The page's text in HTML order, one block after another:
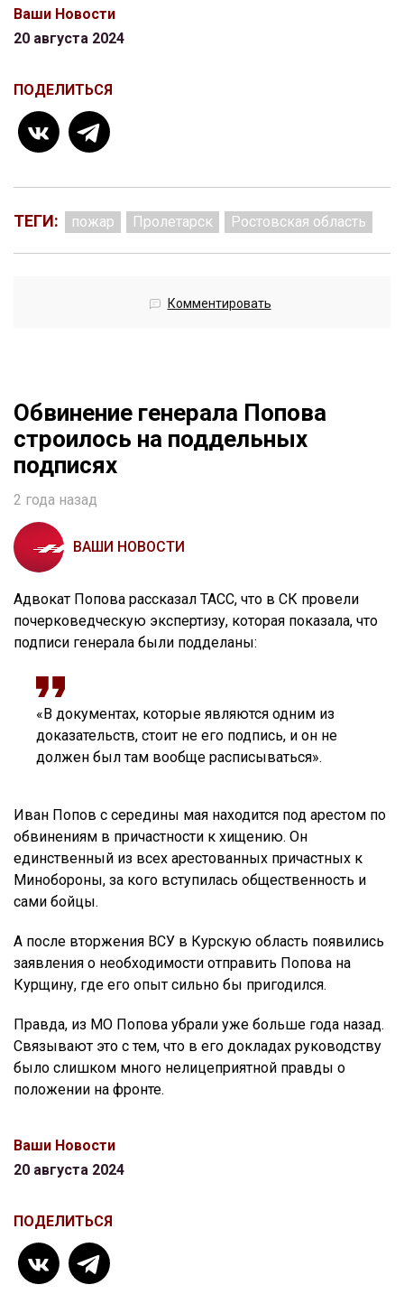
Ваши Новости
20 августа 2024
ПОДЕЛИТЬСЯ
ТЕГИ: пожар Пролетарск Ростовская область
Комментировать
Обвинение генерала Попова
строилось на поддельных
подписях
2 года назад
ВАШИ НОВОСТИ
Адвокат Попова рассказал ТАСС, что в СК провели
почерковедческую экспертизу, которая показала, что
подписи генерала были подделаны:
«В документах, которые являются одним из
доказательств, стоит не его подпись, и он не
должен был там вообще расписываться».
Иван Попов с середины мая находится под арестом по
обвинениям в причастности к хищению. Он
единственный из всех арестованных причастных к
Минобороны, за кого вступилась общественность и
сами бойцы.
А после вторжения ВСУ в Курскую область появились
заявления о необходимости отправить Попова на
Курщину, где его опыт сильно бы пригодился.
Правда, из МО Попова убрали уже больше года назад.
Связывают это с тем, что в его докладах руководству
было слишком много нелицеприятной правды о
положении на фронте.
Ваши Новости
20 августа 2024
ПОДЕЛИТЬСЯ